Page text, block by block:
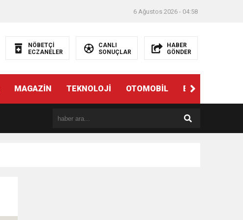
6 Ağustos 2026 - 04:58
NÖBETÇİ
ECZANELER
CANLI
SONUÇLAR
HABER
GÖNDER
MAGAZİN TEKNOLOJİ OTOMOBİL EĞİTİM